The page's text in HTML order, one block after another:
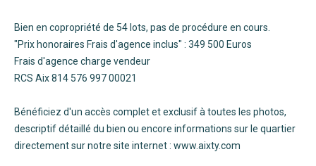
Bien en copropriété de 54 lots, pas de procédure en cours.
"Prix honoraires Frais d'agence inclus" : 349 500 Euros
Frais d'agence charge vendeur
RCS Aix 814 576 997 00021
Bénéficiez d'un accès complet et exclusif à toutes les photos,
descriptif détaillé du bien ou encore informations sur le quartier
directement sur notre site internet : www.aixty.com